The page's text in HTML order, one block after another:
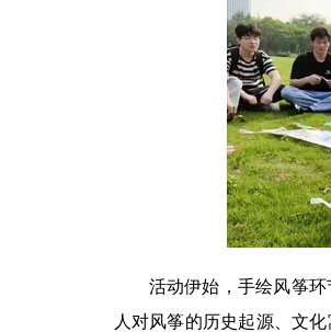
活动伊始，手绘风筝环
人对风筝的历史起源、文